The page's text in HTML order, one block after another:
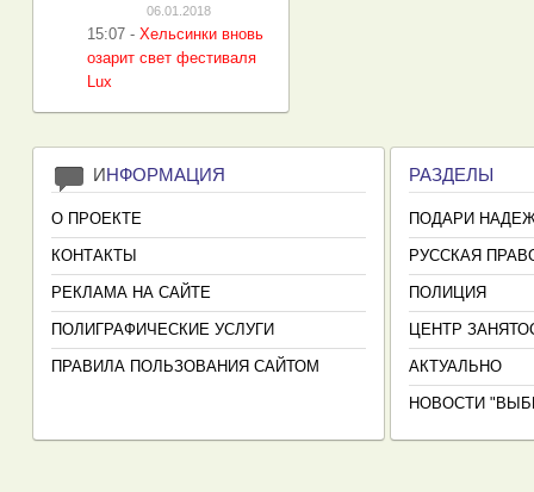
06.01.2018
15:07 - Хельсинки вновь
озарит свет фестиваля
Lux
ИНФОРМАЦИЯ
О ПРОЕКТЕ
КОНТАКТЫ
РЕКЛАМА НА САЙТЕ
ПОЛИГРАФИЧЕСКИЕ УСЛУГИ
ПРАВИЛА ПОЛЬЗОВАНИЯ САЙТОМ
РАЗДЕЛЫ
ПОДАРИ
РУССКАЯ
ПОЛИЦИЯ
ЦЕНТР
АКТУАЛЬНО
НОВОСТИ